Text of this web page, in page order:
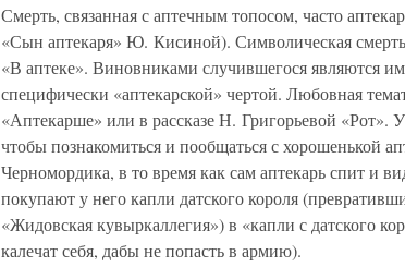
Смерть, связанная с аптечным топосом, часто
«Сын аптекаря» Ю. Кисиной). Символическая смерть
«В аптеке». Виновниками случившегося являются
специфически «аптекарской» чертой. Любовная
«Аптекарше» или в рассказе Н. Григорьевой «Рот».
чтобы познакомиться и пообщаться с хорошенькой
Черномордика, в то время как сам аптекарь спит и
покупают у него капли датского короля
«Жидовская кувыркаллегия») в «капли с датского
калечат себя, дабы не попасть в армию).